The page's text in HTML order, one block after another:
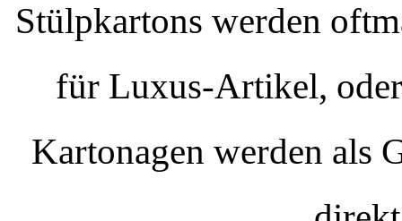
Stülpkartons werden
für Luxus-Artikel,
Kartonagen werden als